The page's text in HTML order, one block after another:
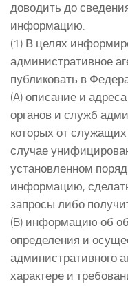
доводить до
информацию.
(1) В целях
административное
публиковать в
(A) описание и
органов и служб
которых от
случае
установленном
информацию,
запросы либо
(B) информацию об
определения и
административного
характере и